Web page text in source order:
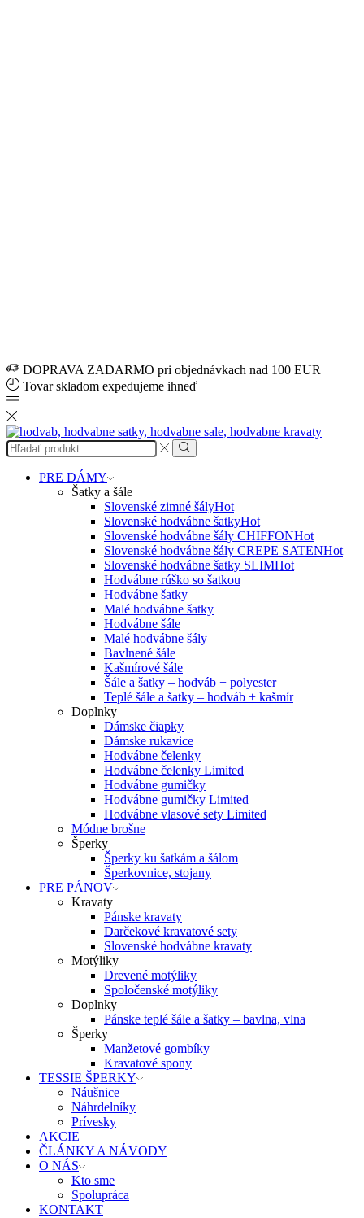
DOPRAVA ZADARMO pri objednávkach nad 100 EUR
Tovar skladom expedujeme ihneď
Search
input
Search
PRE DÁMY
Šatky a šále
Slovenské zimné šályHot
Slovenské hodvábne šatkyHot
Slovenské hodvábne šály CHIFFONHot
Slovenské hodvábne šály CREPE SATENHot
Slovenské hodvábne šatky SLIMHot
Hodvábne rúško so šatkou
Hodvábne šatky
Malé hodvábne šatky
Hodvábne šále
Malé hodvábne šály
Bavlnené šále
Kašmírové šále
Šále a šatky – hodváb + polyester
Teplé šále a šatky – hodváb + kašmír
Doplnky
Dámske čiapky
Dámske rukavice
Hodvábne čelenky
Hodvábne čelenky Limited
Hodvábne gumičky
Hodvábne gumičky Limited
Hodvábne vlasové sety Limited
Módne brošne
Šperky
Šperky ku šatkám a šálom
Šperkovnice, stojany
PRE PÁNOV
Kravaty
Pánske kravaty
Darčekové kravatové sety
Slovenské hodvábne kravaty
Motýliky
Drevené motýliky
Spoločenské motýliky
Doplnky
Pánske teplé šále a šatky – bavlna, vlna
Šperky
Manžetové gombíky
Kravatové spony
TESSIE ŠPERKY
Náušnice
Náhrdelníky
Prívesky
AKCIE
ČLÁNKY A NÁVODY
O NÁS
Kto sme
Spolupráca
KONTAKT